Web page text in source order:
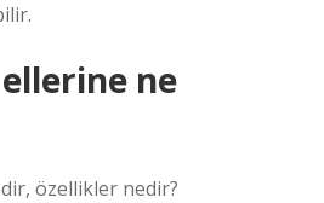
ne
özellikler nedir?